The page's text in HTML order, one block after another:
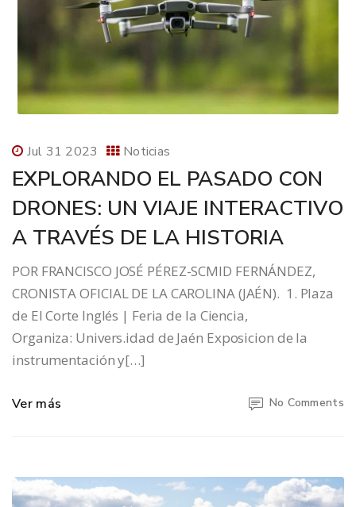
Jul 31 2023 Noticias
EXPLORANDO EL PASADO CON
DRONES: UN VIAJE INTERACTIVO
A TRAVÉS DE LA HISTORIA
POR FRANCISCO JOSÉ PÉREZ-SCMID FERNÁNDEZ,
CRONISTA OFICIAL DE LA CAROLINA (JAÉN). 1. Plaza
de El Corte Inglés | Feria de la Ciencia,
Organiza: Univers.idad de Jaén Exposicion de la
instrumentación y[…]
Ver más No Comments